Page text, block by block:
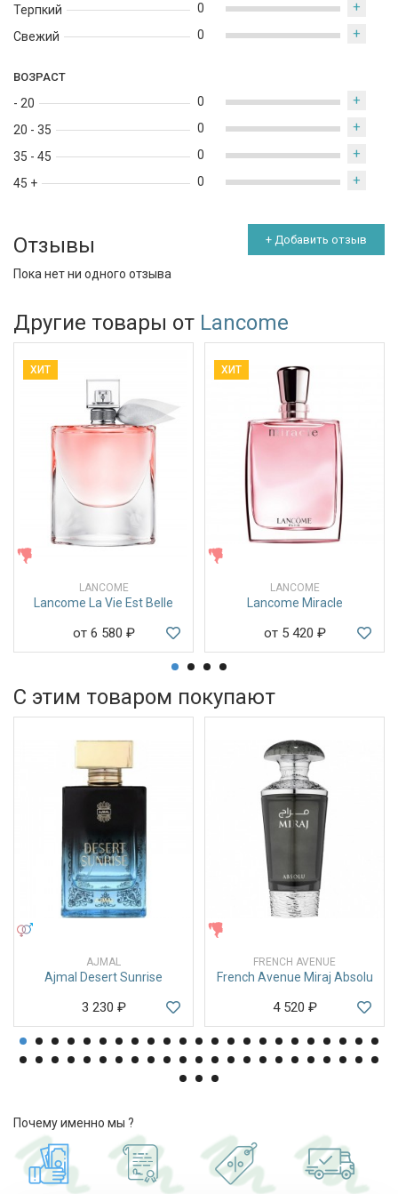
Терпкий
Свежий
0 +
0 +
ВОЗРАСТ
- 20
20 - 35
35 - 45
45 +
0 +
0 +
0 +
0 +
Отзывы + Добавить отзыв
Пока нет ни одного отзыва
Другие товары от Lancome
ХИТ
LANCOME
Lancome La Vie Est Belle
от 6 580 ₽
ХИТ
LANCOME
Lancome Miracle
от 5 420 ₽
С этим товаром покупают
AJMAL
Ajmal Desert Sunrise
3 230 ₽
FRENCH AVENUE
French Avenue Miraj Absolu
4 520 ₽
Почему именно мы ?